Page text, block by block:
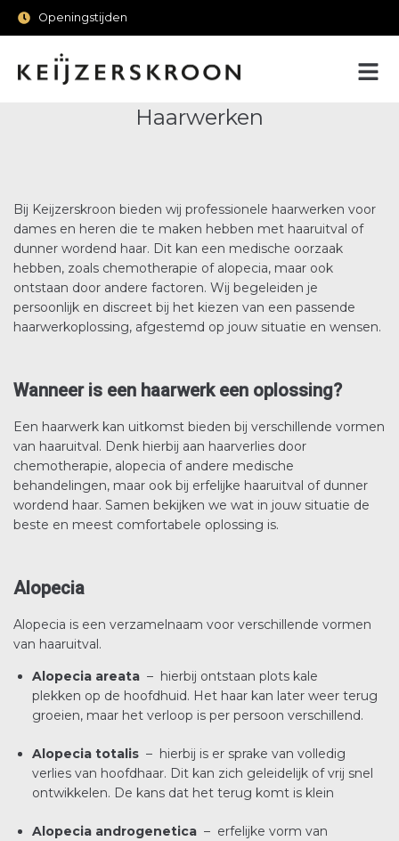
Openingstijden
Haarwerken
Bij Keijzerskroon bieden wij professionele haarwerken voor
dames en heren die te maken hebben met haaruitval of
dunner wordend haar. Dit kan een medische oorzaak
hebben, zoals chemotherapie of alopecia, maar ook
ontstaan door andere factoren. Wij begeleiden je
persoonlijk en discreet bij het kiezen van een passende
haarwerkoplossing, afgestemd op jouw situatie en wensen.
Wanneer is een haarwerk een oplossing?
Een haarwerk kan uitkomst bieden bij verschillende vormen
van haaruitval. Denk hierbij aan haarverlies door
chemotherapie, alopecia of andere medische
behandelingen, maar ook bij erfelijke haaruitval of dunner
wordend haar. Samen bekijken we wat in jouw situatie de
beste en meest comfortabele oplossing is.
Alopecia
Alopecia is een verzamelnaam voor verschillende vormen
van haaruitval.
Alopecia areata – hierbij ontstaan plots kale
plekken op de hoofdhuid. Het haar kan later weer terug
groeien, maar het verloop is per persoon verschillend.
Alopecia totalis – hierbij is er sprake van volledig
verlies van hoofdhaar. Dit kan zich geleidelijk of vrij snel
ontwikkelen. De kans dat het terug komt is klein
Alopecia androgenetica – erfelijke vorm van